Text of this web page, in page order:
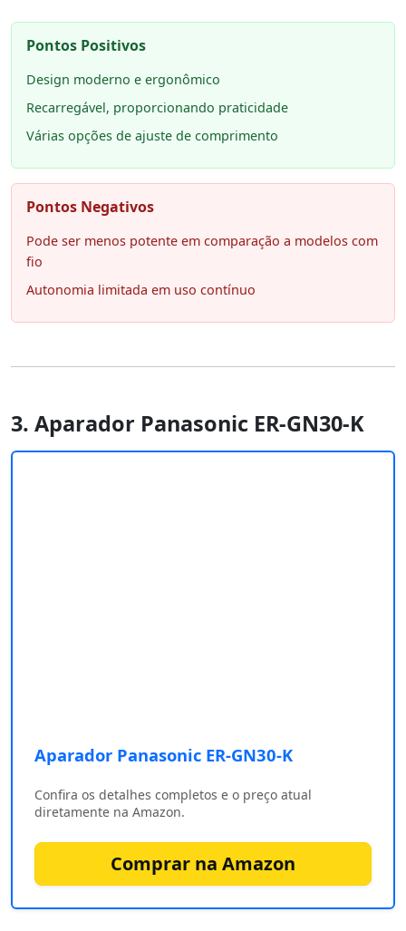
Pontos Positivos
Design moderno e ergonômico
Recarregável, proporcionando praticidade
Várias opções de ajuste de comprimento
Pontos Negativos
Pode ser menos potente em comparação a modelos com
fio
Autonomia limitada em uso contínuo
3. Aparador Panasonic ER-GN30-K ‎
Aparador Panasonic ER-GN30-K ‎
Confira os detalhes completos e o preço atual
diretamente na Amazon.
Comprar na Amazon